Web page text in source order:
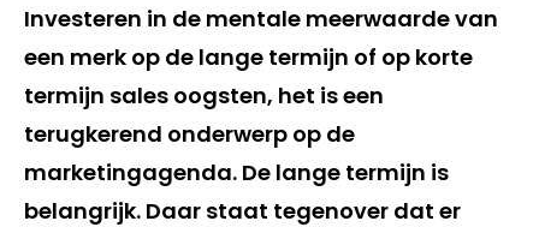
Investeren in de mentale meerwaarde van
een merk op de lange termijn of op korte
termijn sales oogsten, het is een
terugkerend onderwerp op de
marketingagenda. De lange termijn is
belangrijk. Daar staat tegenover dat er